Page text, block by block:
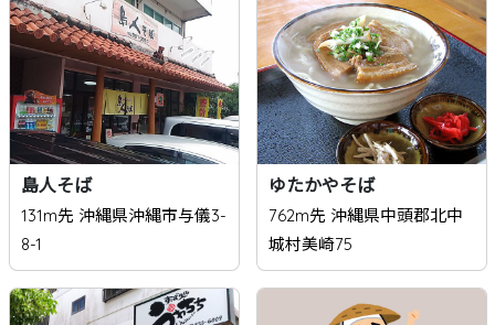
島人そば
131m先 沖縄県沖縄市与儀3-
8-1
ゆたかやそば
762m先 沖縄県中頭郡北中
城村美崎75